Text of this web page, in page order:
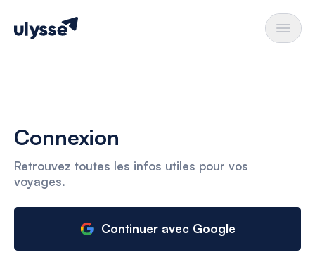
Connexion
Retrouvez toutes les infos utiles pour vos
voyages.
Continuer avec Google